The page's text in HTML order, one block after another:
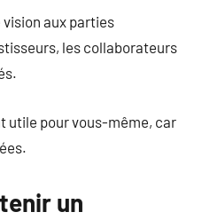
aux parties
les collaborateurs
utile pour vous-même, car
un